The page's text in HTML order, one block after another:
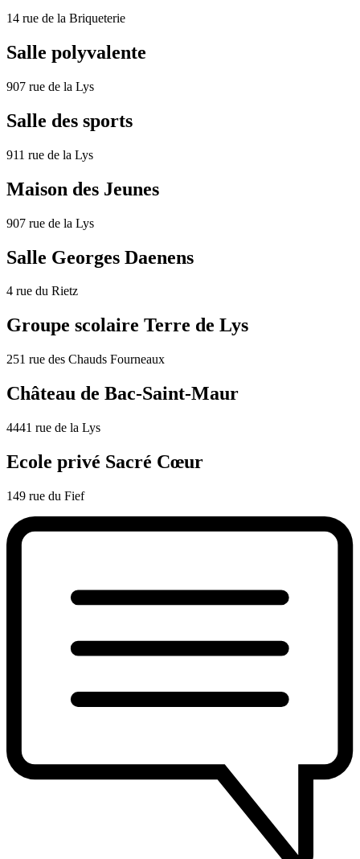
14 rue de la Briqueterie
Salle polyvalente
907 rue de la Lys
Salle des sports
911 rue de la Lys
Maison des Jeunes
907 rue de la Lys
Salle Georges Daenens
4 rue du Rietz
Groupe scolaire Terre de Lys
251 rue des Chauds Fourneaux
Château de Bac-Saint-Maur
4441 rue de la Lys
Ecole privé Sacré Cœur
149 rue du Fief